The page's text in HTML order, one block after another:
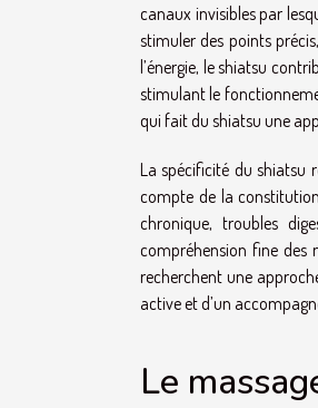
canaux invisibles par
stimuler des points
l’énergie, le shiatsu
stimulant le
qui fait du shiatsu une
La spécificité du shiatsu
compte de la
chronique, troubles
compréhension fine des
recherchent une
active et d’un
Le